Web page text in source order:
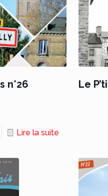
n°26
Lire la suite
Le